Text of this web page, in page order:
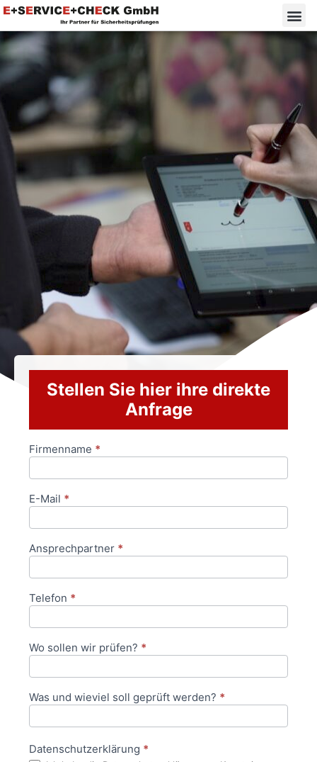
Stellen Sie hier ihre direkte
Anfrage
Anfrageformular
Firmenname *
E-Mail *
Ansprechpartner *
Telefon *
Wo sollen wir prüfen? *
Was und wieviel soll geprüft werden? *
Datenschutzerklärung *